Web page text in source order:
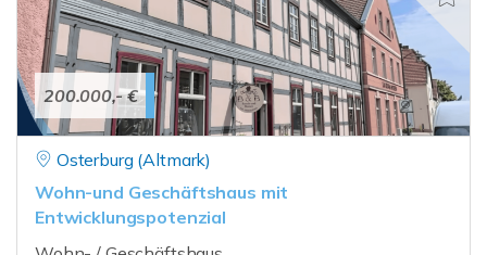
200.000,- €
Osterburg (Altmark)
Wohn-und Geschäftshaus mit
Entwicklungspotenzial